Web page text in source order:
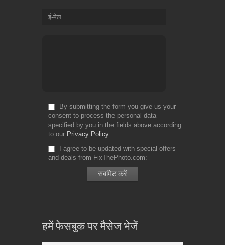
ई-मेल
By submitting the form you give us your
consent to process the personal data
specified by you in the fields above according
to our Privacy Policy
I agree to be updated with special offers
and deals from FixThePhoto.com
हमें फेसबुक पर मैसेज भेजें